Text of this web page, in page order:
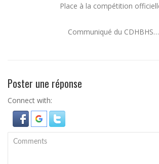
Place à la compétition
Communiqué du CDHBHS…
Poster une réponse
Connect with: